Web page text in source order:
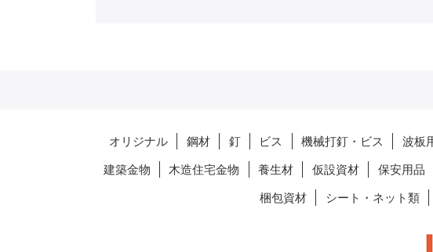
オリジナル 鋼材 釘 ビス 機械打釘・ビス 波板
建築金物 木造住宅金物 養生材 仮設資材 保安用品
梱包資材 シート・ネット類